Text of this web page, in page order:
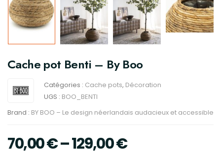
Cache pot Benti – By Boo
Catégories : Cache pots, Décoration
UGS : BOO_BENTI
Brand : BY BOO – Le design néerlandais audacieux et accessible
70,00€–129,00€